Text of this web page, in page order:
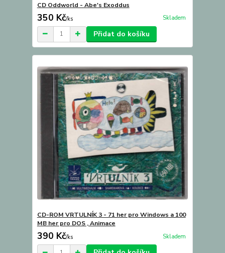
CD Oddworld - Abe's Exoddus
350 Kč/ks Skladem
Přidat do košíku
CD-ROM VRTULNÍK 3 - 71 her pro Windows a 100
MB her pro DOS , Animace
390 Kč/ks Skladem